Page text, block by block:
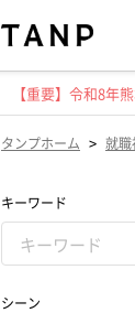
【重要】令和8年
タンプホーム > 就職
キーワード
シーン